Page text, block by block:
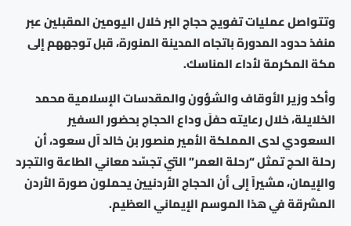
وتتواصل عمليات تفويج حجاج البر خلال اليومين المقبلين عبر
منفذ حدود المدورة باتجاه المدينة المنورة، قبل توجههم إلى
مكة المكرمة لأداء المناسك.
وأكد وزير الأوقاف والشؤون والمقدسات الإسلامية محمد
الخلايلة، خلال رعايته حفلَ وداع الحجاج بحضور السفير
السعودي لدى المملكة الأمير منصور بن خالد آل سعود، أن
رحلة الحج تمثل “رحلة العمر” التي تجسّد معاني الطاعة والتجرد
والإيمان، مشيراً إلى أن الحجاج الأردنيين يحملون صورة الأردن
المشرقة في هذا الموسم الإيماني العظيم.